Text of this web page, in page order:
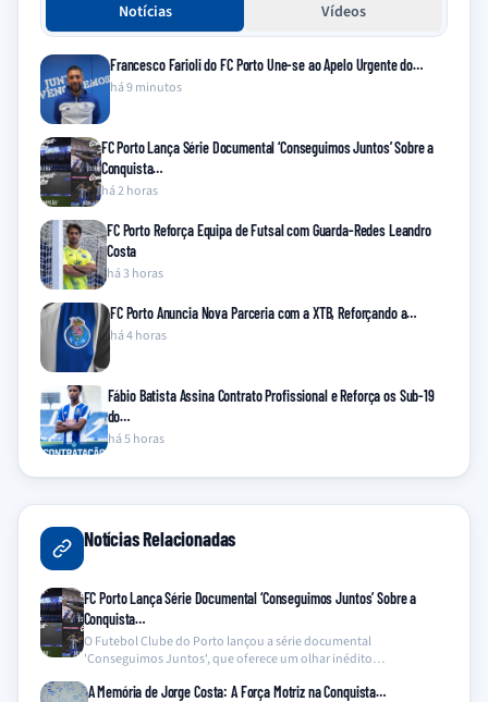
Notícias Vídeos
Francesco Farioli do FC Porto Une-se ao Apelo Urgente do…
há 9 minutos
FC Porto Lança Série Documental ‘Conseguimos Juntos’ Sobre a
Conquista…
há 2 horas
FC Porto Reforça Equipa de Futsal com Guarda-Redes Leandro
Costa
há 3 horas
FC Porto Anuncia Nova Parceria com a XTB, Reforçando a…
há 4 horas
Fábio Batista Assina Contrato Profissional e Reforça os Sub-19
do…
há 5 horas
Notícias Relacionadas
FC Porto Lança Série Documental ‘Conseguimos Juntos’ Sobre a
Conquista…
O Futebol Clube do Porto lançou a série documental
'Conseguimos Juntos', que oferece um olhar inédito…
A Memória de Jorge Costa: A Força Motriz na Conquista…